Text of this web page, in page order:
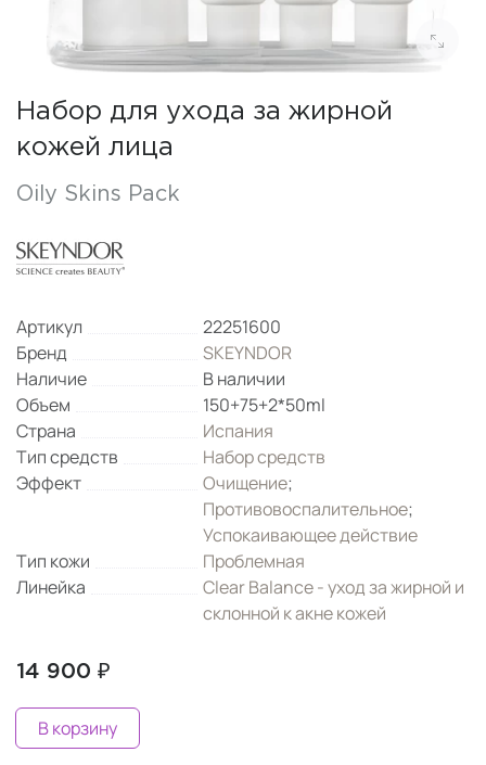
Набор для ухода за жирной
кожей лица
Oily Skins Pack
Артикул
22251600
Бренд
SKEYNDOR
Наличие
В наличии
Объем
150+75+2*50ml
Страна
Испания
Тип средств
Набор средств
Эффект
Очищение;
Противовоспалительное;
Успокаивающее действие
Тип кожи
Проблемная
Линейка
Clear Balance - уход за жирной и
склонной к акне кожей
14 900 ₽
В корзину